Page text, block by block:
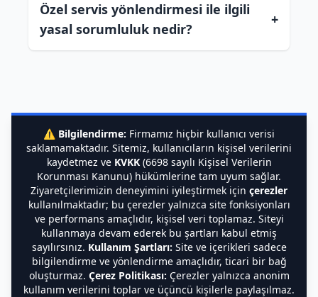
Özel servis yönlendirmesi ile ilgili
yasal sorumluluk nedir?
+
⚠️ Bilgilendirme: Firmamız hiçbir kullanıcı verisi
saklamamaktadır. Sitemiz, kullanıcıların kişisel verilerini
kaydetmez ve KVKK(6698 sayılı Kişisel Verilerin
Korunması Kanunu) hükümlerine tam uyum sağlar.
Ziyaretçilerimizin deneyimini iyileştirmek için çerezler
kullanılmaktadır; bu çerezler yalnızca site fonksiyonları
ve performans amaçlıdır, kişisel veri toplamaz. Siteyi
kullanmaya devam ederek bu şartları kabul etmiş
sayılırsınız. Kullanım Şartları: Site ve içerikleri sadece
bilgilendirme ve yönlendirme amaçlıdır, ticari bir bağ
oluşturmaz. Çerez Politikası: Çerezler yalnızca anonim
kullanım verilerini toplar ve üçüncü kişilerle paylaşılmaz.